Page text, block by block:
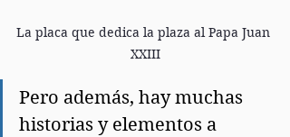
La placa que dedica la plaza al Papa Juan
XXIII
Pero además, hay muchas
historias y elementos a